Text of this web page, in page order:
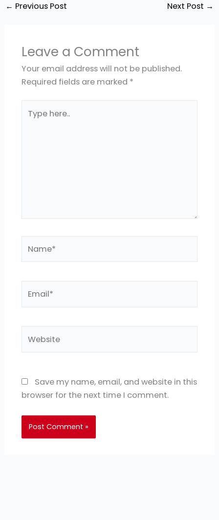
← Previous Post Next Post →
Leave a Comment
Your email address will not be published.
Required fields are marked *
here..
Save my name, email, and website in this
browser for the next time I comment.